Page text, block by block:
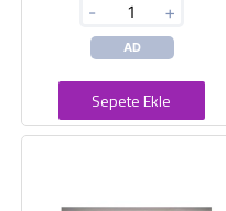
- +
AD
Sepete Ekle